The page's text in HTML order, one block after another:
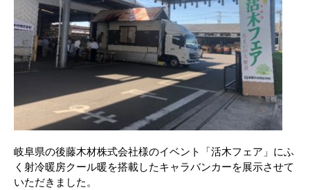
岐阜県の後藤木材株式会社様のイベント「活木フェア」にふ
く射冷暖房クール暖を搭載したキャラバンカーを展示させて
いただきました。